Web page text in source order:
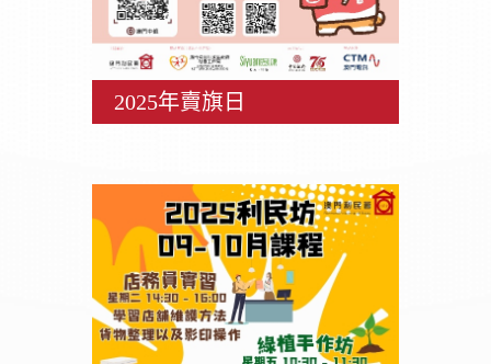
2025年賣旗日